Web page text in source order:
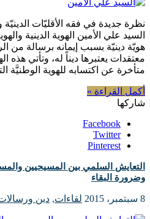
نظرة جديدة في فقه الأقليّات الدينيّة
السيد علي الأمين الهوية الدينية
هويّة دينيّة بسبب إيمانه برسالة من
معتقدات يعتبرها ديناً له، وتأتي هذه
متأخرة عن اكتسابه للهوية
أكمل القراءة »
شاركها
Facebook
Twitter
Pinterest
التعايش السلمي بين المسيحيين
وضرورة البقاء
8 سبتمبر، 2015 لقاءات, دين